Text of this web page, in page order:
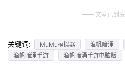
文章已到底
关键词: MuMu模拟器 渔帆暗涌
渔帆暗涌手游
渔帆暗涌手游电脑版